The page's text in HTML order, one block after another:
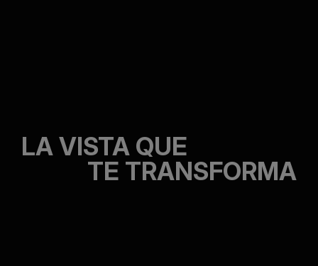
LA VISTA QUE
TE TRANSFORMA